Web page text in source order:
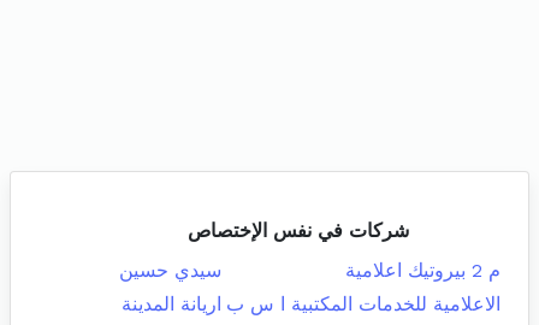
شركات في نفس الإختصاص
م 2 بيروتيك اعلامية
سيدي حسين
الاعلامية للخدمات المكتبية ا س ب اريانة المدينة